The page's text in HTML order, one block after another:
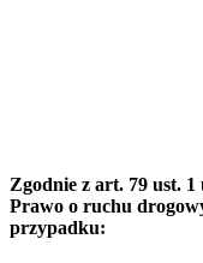
Zgodnie z art. 79 ust. 1
Prawo o ruchu
przypadku: